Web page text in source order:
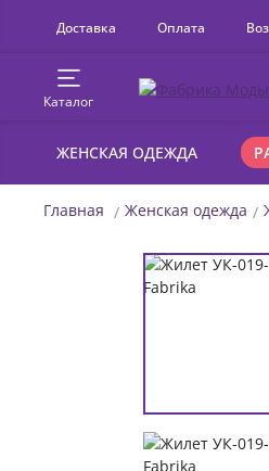
Доставка Оплата
Каталог
ЖЕНСКАЯ ОДЕЖДА
Главная Женская одежда